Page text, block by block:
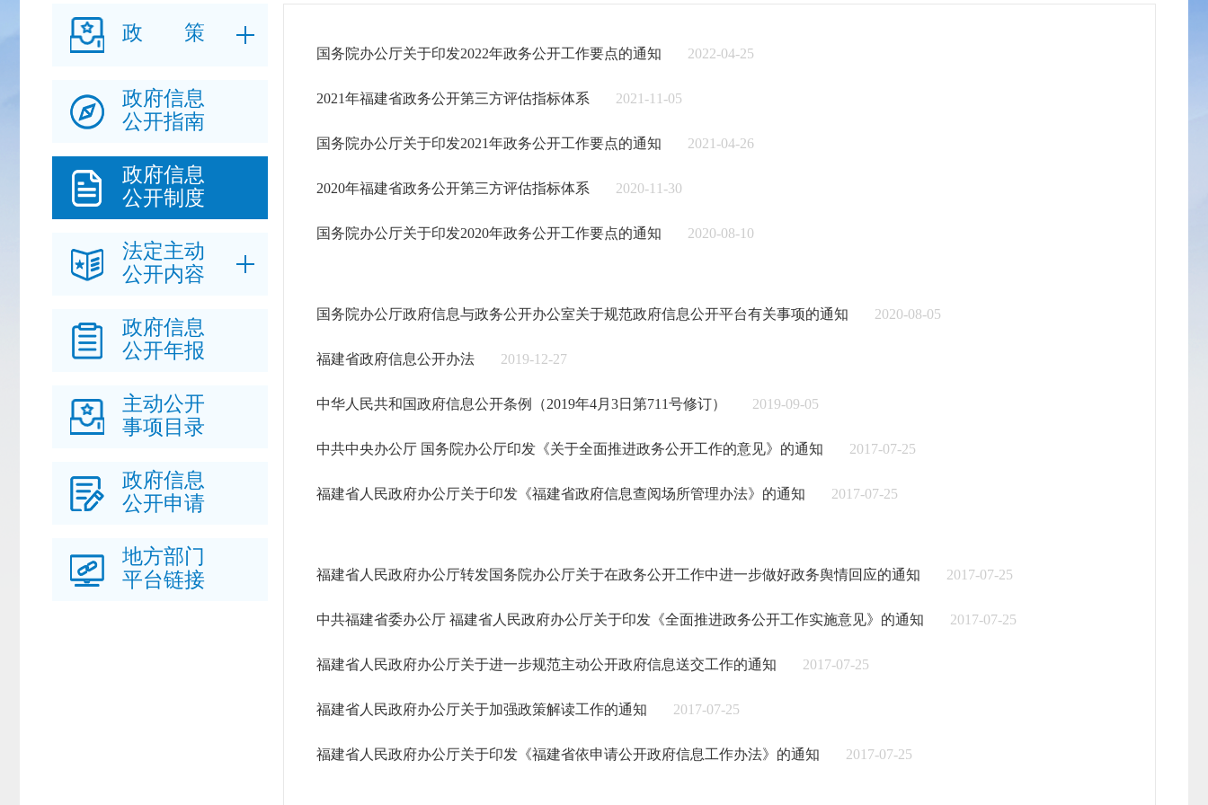
政 策
政府信息
公开指南
政府信息
公开制度
法定主动
公开内容
政府信息
公开年报
主动公开
事项目录
政府信息
公开申请
地方部门
平台链接
国务院办公厅关于印发2022年政务公开工作要点的通知 2022-04-25
2021年福建省政务公开第三方评估指标体系 2021-11-05
国务院办公厅关于印发2021年政务公开工作要点的通知 2021-04-26
2020年福建省政务公开第三方评估指标体系 2020-11-30
国务院办公厅关于印发2020年政务公开工作要点的通知 2020-08-10
国务院办公厅政府信息与政务公开办公室关于规范政府信息公开平台有关事项的通知 2020-08-05
福建省政府信息公开办法 2019-12-27
中华人民共和国政府信息公开条例（2019年4月3日第711号修订） 2019-09-05
中共中央办公厅 国务院办公厅印发《关于全面推进政务公开工作的意见》的通知 2017-07-25
福建省人民政府办公厅关于印发《福建省政府信息查阅场所管理办法》的通知 2017-07-25
福建省人民政府办公厅转发国务院办公厅关于在政务公开工作中进一步做好政务舆情回应的通知 2017-07-25
中共福建省委办公厅 福建省人民政府办公厅关于印发《全面推进政务公开工作实施意见》的通知 2017-07-25
福建省人民政府办公厅关于进一步规范主动公开政府信息送交工作的通知 2017-07-25
福建省人民政府办公厅关于加强政策解读工作的通知 2017-07-25
福建省人民政府办公厅关于印发《福建省依申请公开政府信息工作办法》的通知 2017-07-25